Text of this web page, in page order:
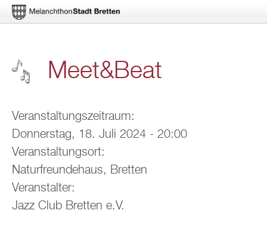
rekt
In­
halt
Meet&Beat
Ver­an­stal­tungs­zeit­raum:
Don­ners­tag, 18. Juli 2024 - 20:00
Ver­an­stal­tungs­ort:
Na­tur­freun­de­haus, Brett­en
Ver­an­stal­ter:
Jazz Club Brett­en e.V.